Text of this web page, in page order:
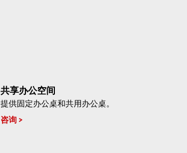
共享办公空间
提供固定办公桌和共用办公桌。
咨询